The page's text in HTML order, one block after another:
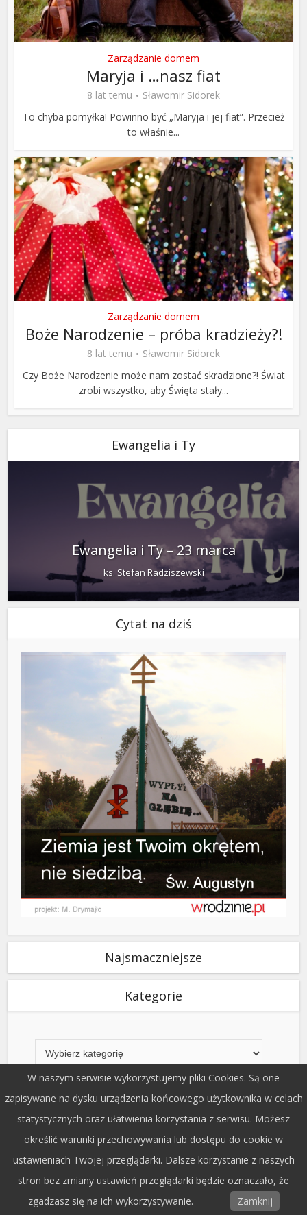
Zarządzanie domem
Maryja i …nasz fiat
8 lat temu
Sławomir Sidorek
To chyba pomyłka! Powinno być „Maryja i jej fiat”. Przecież
to właśnie...
Zarządzanie domem
Boże Narodzenie – próba kradzieży?!
8 lat temu
Sławomir Sidorek
Czy Boże Narodzenie może nam zostać skradzione?! Świat
zrobi wszystko, aby Święta stały...
Ewangelia i Ty
Ewangelia i Ty – 23 marca
ks. Stefan Radziszewski
Cytat na dziś
Najsmaczniejsze
Kategorie
Matki – męzne czy szalone?
W naszym serwisie wykorzystujemy pliki Cookies. Są one
zapisywane na dysku urządzenia końcowego użytkownika w celach
statystycznych oraz ułatwienia korzystania z serwisu. Możesz
określić warunki przechowywania lub dostępu do cookie w
ustawieniach Twojej przeglądarki. Dalsze korzystanie z naszych
stron bez zmiany ustawień przeglądarki będzie oznaczało, że
zgadzasz się na ich wykorzystywanie.
Zamknij